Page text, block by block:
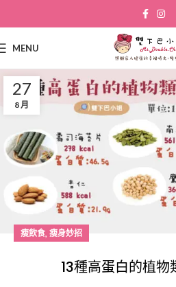
MENU
27
8 月
瘦飲食, 瘦身妙招
13種高蛋白的植物